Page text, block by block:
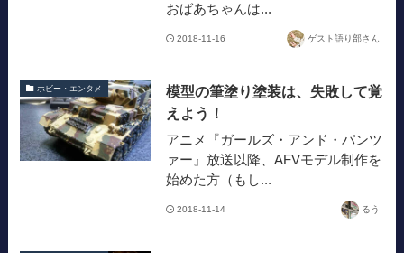
おばあちゃんは...
2018-11-16 ゲスト語り部さん
ホビー・エンタメ
模型の筆塗り塗装は、失敗して覚
えよう！
アニメ『ガールズ・アンド・パンツ
ァー』放送以降、AFVモデル制作を
始めた方（もし...
2018-11-14 るう